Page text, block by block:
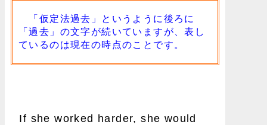
「仮定法過去」というように後ろに
「過去」の文字が続いていますが、表し
ているのは現在の時点のことです。
If she worked harder, she would